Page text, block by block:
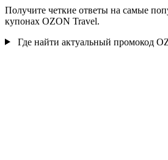
Получите четкие ответы на самые
купонах OZON Travel.
Где найти актуальный промокод